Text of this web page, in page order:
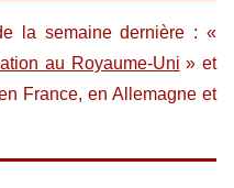
la semaine dernière : «
au Royaume-Uni » et
France, en Allemagne et